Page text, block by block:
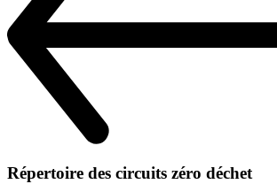
Répertoire des circuits zéro déchet